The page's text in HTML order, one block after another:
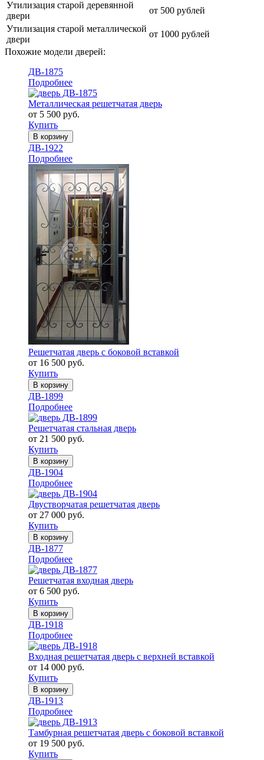
Утилизация старой деревянной
двери
от 500 рублей
Утилизация старой металлической
двери
от 1000 рублей
Похожие модели дверей:
ДВ-1875
Подробнее
Металлическая решетчатая дверь
от 5 500 руб.
Купить
В корзину
ДВ-1922
Подробнее
Решетчатая дверь с боковой вставкой
от 16 500 руб.
Купить
В корзину
ДВ-1899
Подробнее
Решетчатая стальная дверь
от 21 500 руб.
Купить
В корзину
ДВ-1904
Подробнее
Двустворчатая решетчатая дверь
от 27 000 руб.
Купить
В корзину
ДВ-1877
Подробнее
Решетчатая входная дверь
от 6 500 руб.
Купить
В корзину
ДВ-1918
Подробнее
Входная решетчатая дверь с верхней вставкой
от 14 000 руб.
Купить
В корзину
ДВ-1913
Подробнее
Тамбурная решетчатая дверь с боковой вставкой
от 19 500 руб.
Купить